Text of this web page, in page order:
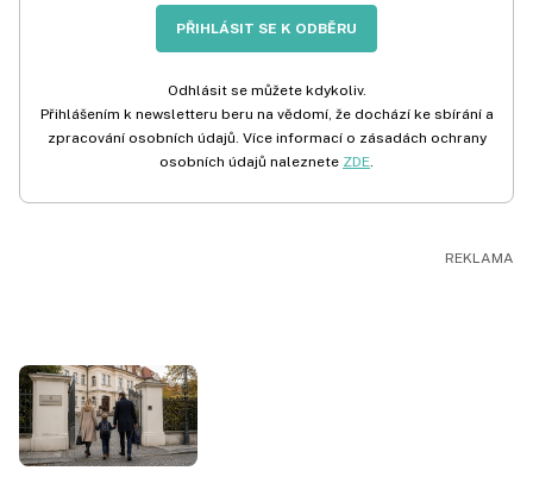
PŘIHLÁSIT SE K ODBĚRU
Odhlásit se můžete kdykoliv.
Přihlášením k newsletteru beru na vědomí, že dochází ke sbírání a
zpracování osobních údajů. Více informací o zásadách ochrany
osobních údajů naleznete ZDE.